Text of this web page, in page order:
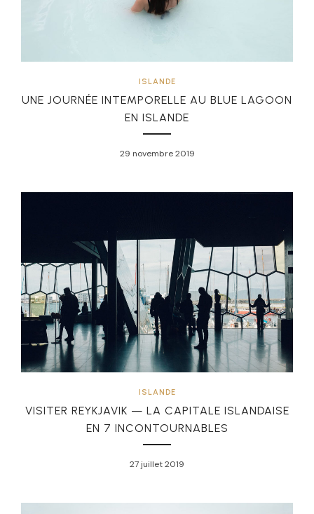
ISLANDE
UNE JOURNÉE INTEMPORELLE AU BLUE LAGOON
EN ISLANDE
29 novembre 2019
ISLANDE
VISITER REYKJAVIK — LA CAPITALE ISLANDAISE
EN 7 INCONTOURNABLES
27 juillet 2019